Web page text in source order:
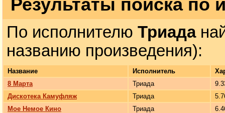
Результаты поиска по
По исполнителю Триада
названию произведения):
Название Исполнитель
8 Марта
Триада
Дискотека Камуфляж
Триада
Мое Немое Кино
Триада